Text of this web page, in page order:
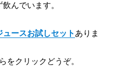
んでいます。
ュースお試しセット ありま
をクリックどうぞ。